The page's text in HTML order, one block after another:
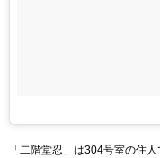
「二階堂忍」は304号室の住